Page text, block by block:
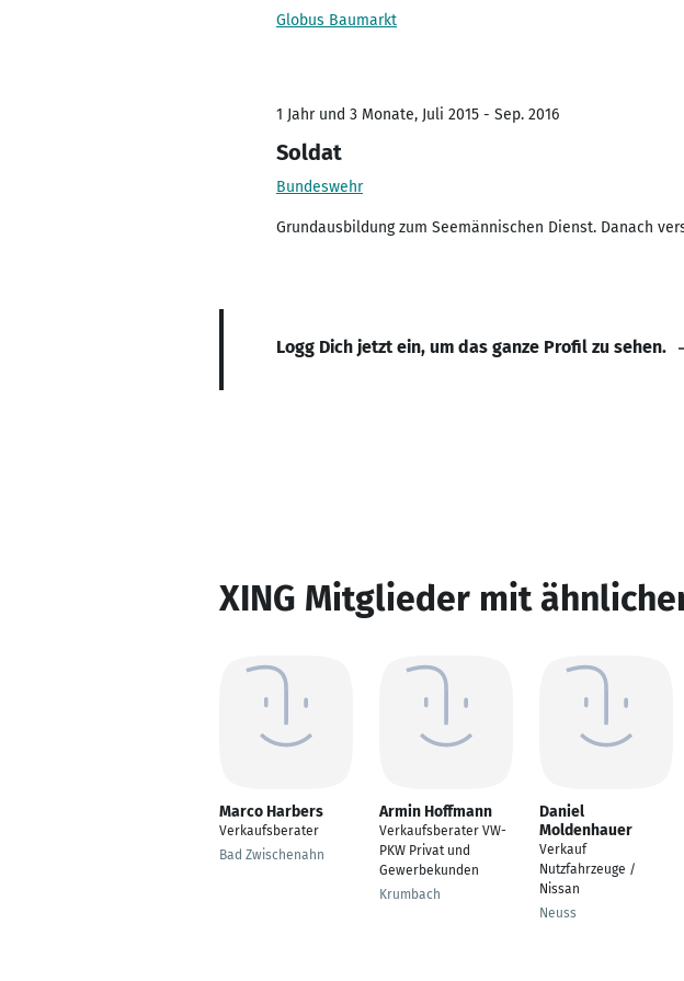
Globus Baumarkt
1 Jahr und 3 Monate, Juli 2015 - Sep. 2016
Soldat
Bundeswehr
Grundausbildung zum Seemännischen Dienst. Danach
Logg Dich jetzt ein, um das ganze Profil zu sehen.
XING Mitglieder mit
Marco Harbers
Verkaufsberater
Bad Zwischenahn
Armin Hoffmann
Verkaufsberater VW-
PKW Privat und
Gewerbekunden
Krumbach
Daniel
Moldenhauer
Verkauf
Nutzfahrzeuge /
Nissan
Neuss